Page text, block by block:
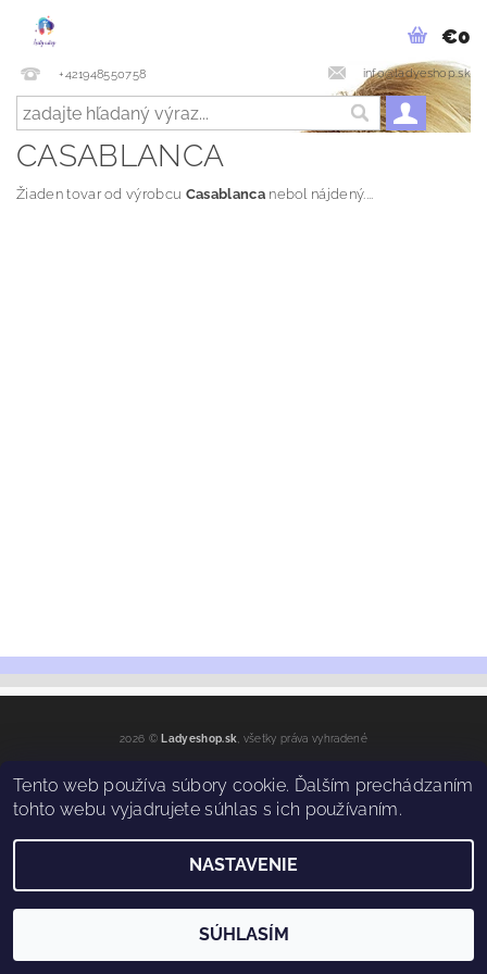
+421948550758 info@ladyeshop.sk
€0
CASABLANCA
Žiaden tovar od výrobcu Casablancanebol nájdený....
2026 © Ladyeshop.sk , všetky práva vyhradené
Vytvoril Shoptet
Tento web používa súbory cookie. Ďalším prechádzaním
tohto webu vyjadrujete súhlas s ich používaním.
NASTAVENIE
SÚHLASÍM